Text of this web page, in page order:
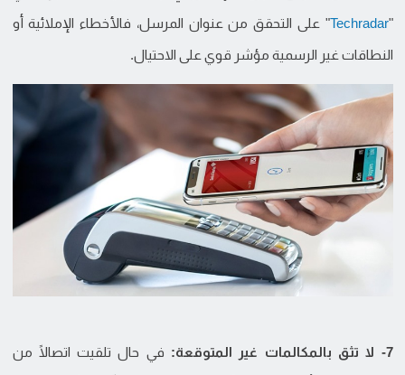
"
Techradar" على التحقق من عنوان المرسل، فالأخطاء الإملائية أو
النطاقات غير الرسمية مؤشر قوي على الاحتيال.
7- لا تثق بالمكالمات غير المتوقعة: في حال تلقيت اتصالًا من